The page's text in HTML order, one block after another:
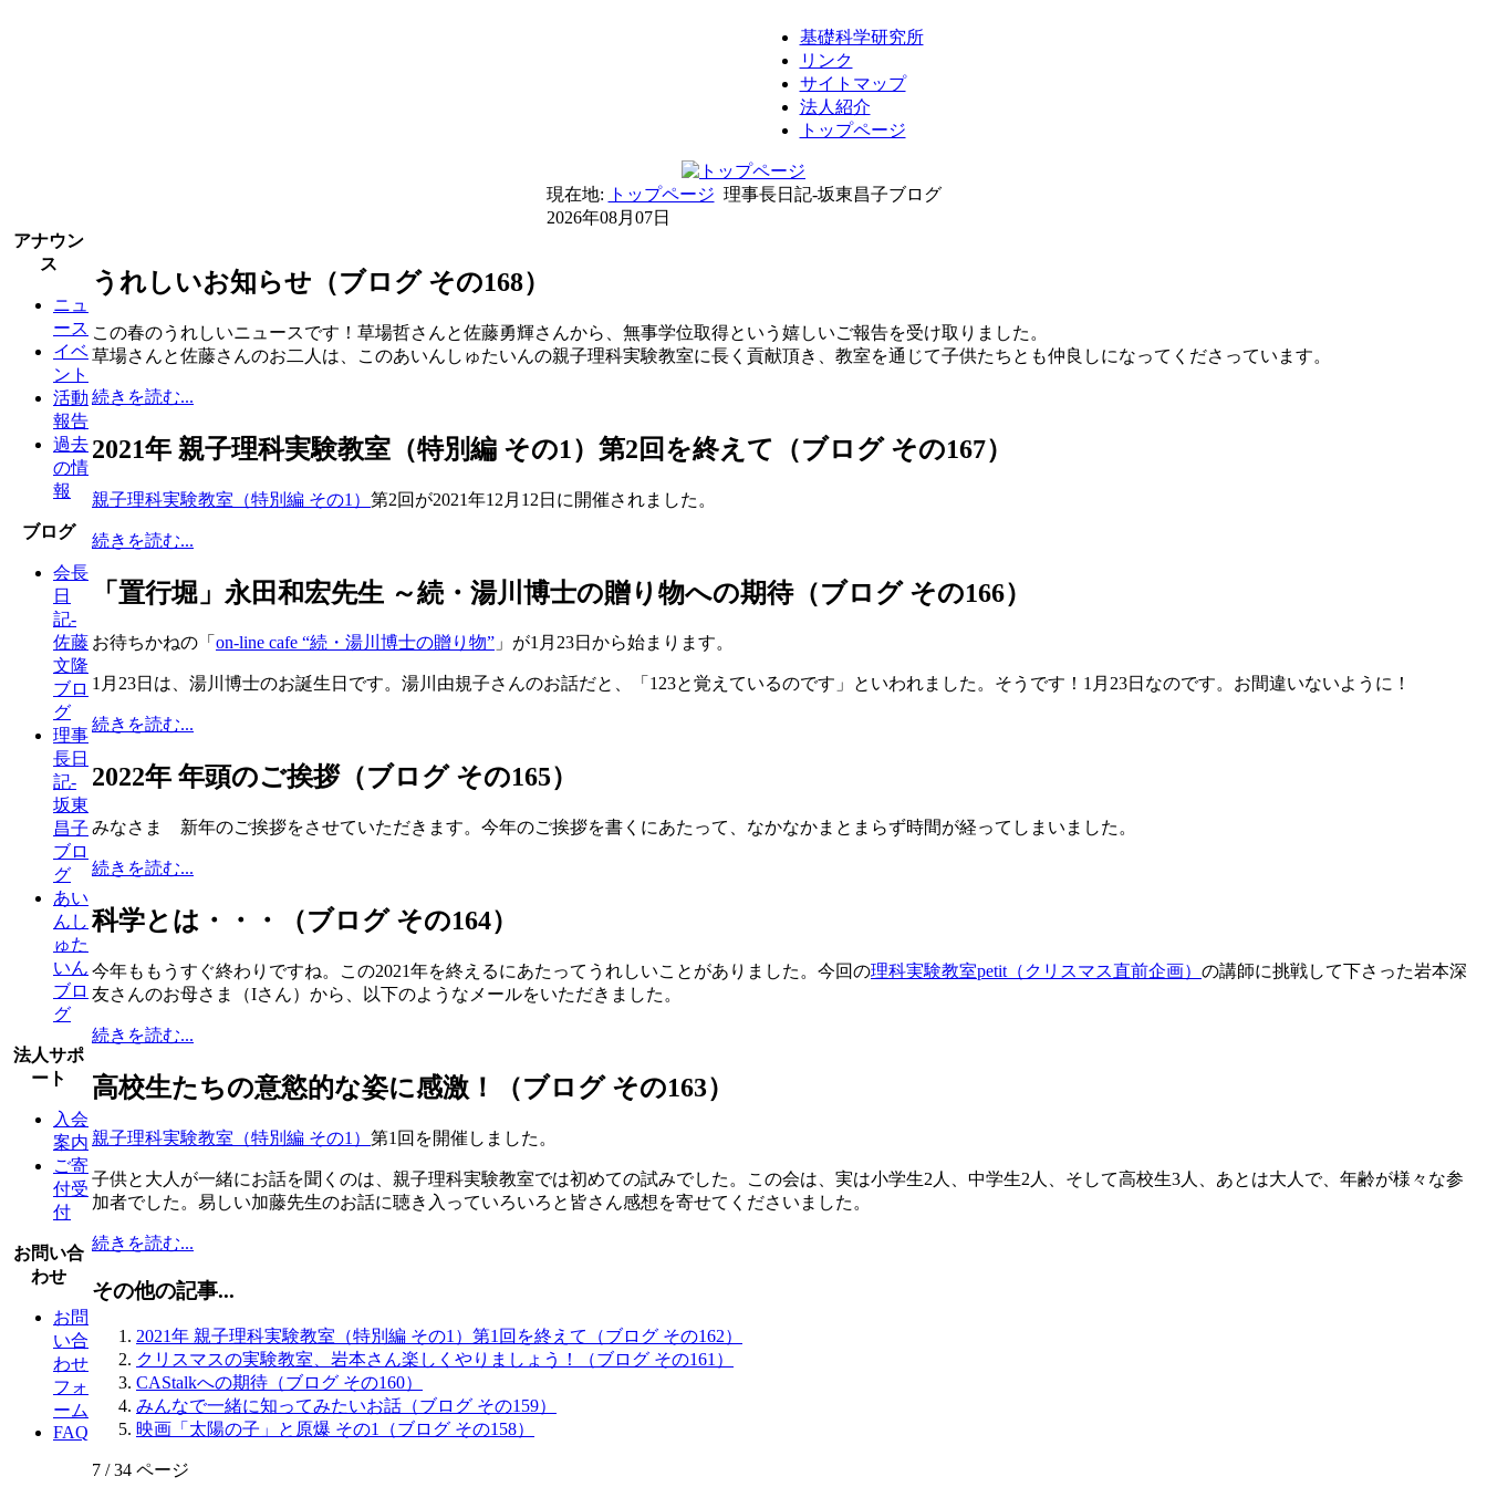
基礎科学研究所
リンク
サイトマップ
法人紹介
トップページ
現在地: トップページ 理事長日記-坂東昌子ブログ
2026年08月07日
アナウン
ス
ニュ
ース
イベ
ント
活動
報告
過去
の情
報
ブログ
会長
日
記-
佐藤
文隆
ブロ
グ
理事
長日
記-
坂東
昌子
ブロ
グ
あい
んし
ゅた
いん
ブロ
グ
法人サポ
ート
入会
案内
ご寄
付受
付
お問い合
わせ
お問
い合
わせ
フォ
ーム
FAQ
うれしいお知らせ（ブログ その168）
この春のうれしいニュースです！草場哲さんと佐藤勇輝さんから、無事学位取得という嬉しいご報告を受け取りました。
草場さんと佐藤さんのお二人は、このあいんしゅたいんの親子理科実験教室に長く貢献頂き、教室を通じて子供たちとも仲良しになってくださっています。
続きを読む...
2021年 親子理科実験教室（特別編 その1）第2回を終えて（ブログ その167）
親子理科実験教室（特別編 その1） 第2回が2021年12月12日に開催されました。
続きを読む...
「置行堀」永田和宏先生 ～続・湯川博士の贈り物への期待（ブログ その166）
お待ちかねの「 on-line cafe “続・湯川博士の贈り物” 」が1月23日から始まります。
1月23日は、湯川博士のお誕生日です。湯川由規子さんのお話だと、「123と覚えているのです」といわれました。そうです！1月23日なのです。お間違いないように！
続きを読む...
2022年 年頭のご挨拶（ブログ その165）
みなさま 新年のご挨拶をさせていただきます。今年のご挨拶を書くにあたって、なかなかまとまらず時間が経ってしまいました。
続きを読む...
科学とは・・・（ブログ その164）
今年ももうすぐ終わりですね。この2021年を終えるにあたってうれしいことがありました。今回の理科実験教室petit（クリスマス直前企画） の講師に挑戦して下さった岩本深
友さんのお母さま（Iさん）から、以下のようなメールをいただきました。
続きを読む...
高校生たちの意慾的な姿に感激！（ブログ その163）
親子理科実験教室（特別編 その1） 第1回を開催しました。
子供と大人が一緒にお話を聞くのは、親子理科実験教室では初めての試みでした。この会は、実は小学生2人、中学生2人、そして高校生3人、あとは大人で、年齢が様々な参
加者でした。易しい加藤先生のお話に聴き入っていろいろと皆さん感想を寄せてくださいました。
続きを読む...
その他の記事...
2021年 親子理科実験教室（特別編 その1）第1回を終えて（ブログ その162）
クリスマスの実験教室、岩本さん楽しくやりましょう！（ブログ その161）
CAStalkへの期待（ブログ その160）
みんなで一緒に知ってみたいお話（ブログ その159）
映画「太陽の子」と原爆 その1（ブログ その158）
7 / 34 ページ